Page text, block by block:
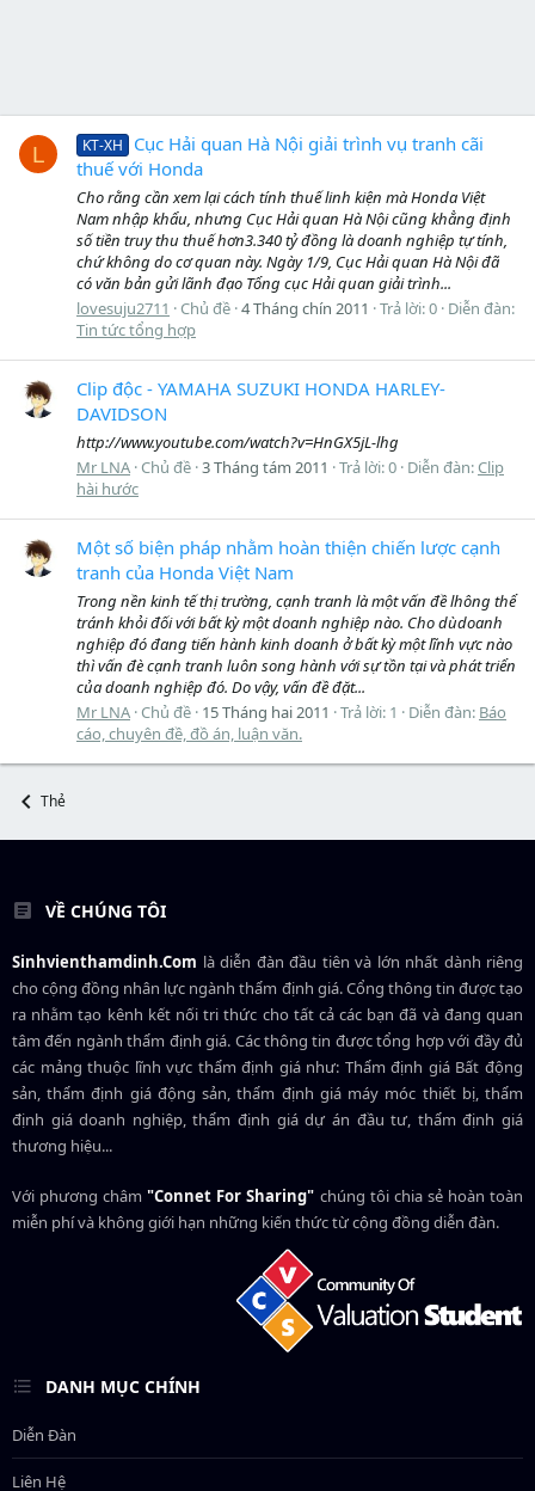
L KT-XH
Cục Hải quan Hà Nội giải trình vụ tranh cãi
thuế với Honda
Cho rằng cần xem lại cách tính thuế linh kiện mà Honda Việt
Nam nhập khẩu, nhưng Cục Hải quan Hà Nội cũng khẳng định
số tiền truy thu thuế hơn3.340 tỷ đồng là doanh nghiệp tự tính,
chứ không do cơ quan này. Ngày 1/9, Cục Hải quan Hà Nội đã
có văn bản gửi lãnh đạo Tổng cục Hải quan giải trình...
lovesuju2711
Chủ đề 4 Tháng chín 2011 Trả lời: 0 Diễn đàn:
Tin tức tổng hợp
Clip độc - YAMAHA SUZUKI HONDA HARLEY-
DAVIDSON
http://www.youtube.com/watch?v=HnGX5jL-lhg
Mr LNA Chủ đề 3 Tháng tám 2011 Trả lời: 0 Diễn đàn:Clip
hài hước
Một số biện pháp nhằm hoàn thiện chiến lược cạnh
tranh của Honda Việt Nam
Trong nền kinh tế thị trường, cạnh tranh là một vấn đề lhông thể
tránh khỏi đối với bất kỳ một doanh nghiệp nào. Cho dùdoanh
nghiệp đó đang tiến hành kinh doanh ở bất kỳ một lĩnh vực nào
thì vấn đè cạnh tranh luôn song hành với sự tồn tại và phát triển
của doanh nghiệp đó. Do vậy, vấn đề đặt...
Mr LNA Chủ đề 15 Tháng hai 2011 Trả lời: 1 Diễn đàn: Báo
cáo, chuyên đề, đồ án, luận văn.
Thẻ
VỀ CHÚNG TÔI
Sinhvienthamdinh.Com là diễn đàn đầu tiên và lớn nhất dành riêng
cho cộng đồng nhân lực ngànhthẩm định giá. Cổng thông tin được tạo
ra nhằm tạo kênh kết nối tri thức cho tất cả các bạn đã và đang quan
tâm đến ngành thẩm định giá. Các thông tin được tổng hợp với đầy đủ
các mảng thuộc lĩnh vực thẩm định giá như: Thẩm định giá Bất động
sản, thẩm định giá động sản, thẩm định giá máy móc thiết bị, thẩm
định giá doanh nghiệp, thẩm định giá dự án đầu tư, thẩm định giá
thương hiệu...
Với phương châm"Connet For Sharing" chúng tôi chia sẻ hoàn toàn
miễn phí và không giới hạn những kiến thức từ cộng đồng diễn đàn.
DANH MỤC CHÍNH
Diễn Đàn
Liên Hệ